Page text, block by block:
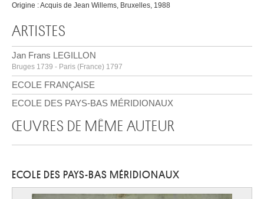
Origine : Acquis de Jean Willems, Bruxelles, 1988
ARTISTES
Jan Frans LEGILLON
Bruges 1739 - Paris (France) 1797
ECOLE FRANÇAISE
ECOLE DES PAYS-BAS MÉRIDIONAUX
ŒUVRES DE MÊME AUTEUR
ECOLE DES PAYS-BAS MÉRIDIONAUX